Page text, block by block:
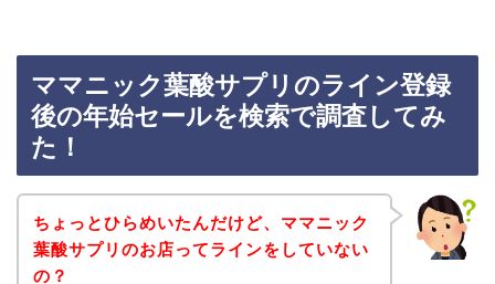
ママニック葉酸サプリのライン登録
後の年始セールを検索で調査してみ
た！
ちょっとひらめいたんだけど、ママニック
葉酸サプリのお店ってラインをしていない
の？